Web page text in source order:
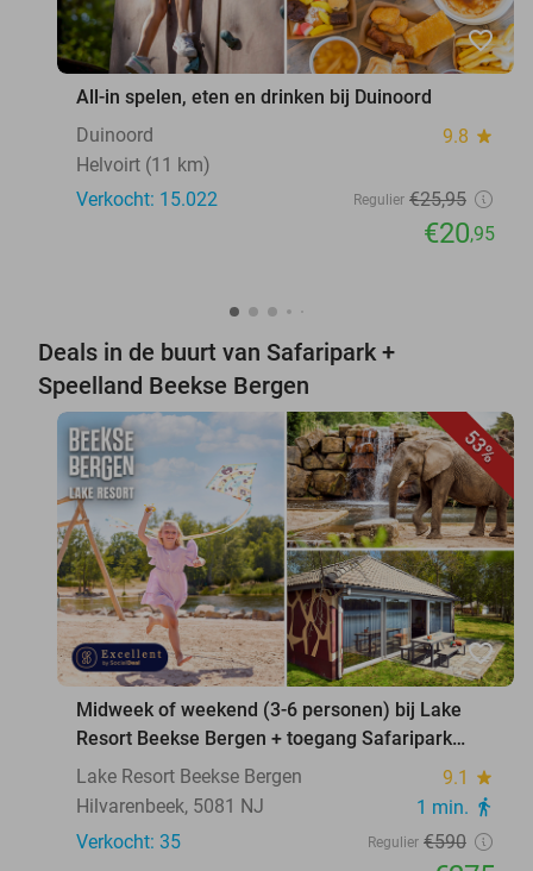
favorite_border
All-in spelen, eten en drinken bij Duinoord
Duinoord
9.8 star
Helvoirt (11 km)
Verkocht: 15.022
Regulier €25,95
€20,95
Deals in de buurt van Safaripark +
Speelland Beekse Bergen
53%
favorite_border
Midweek of weekend (3-6 personen) bij Lake
Resort Beekse Bergen + toegang Safaripark
Beekse Bergen
Lake Resort Beekse Bergen 9.1 star
Hilvarenbeek, 5081 NJ 1 min. directions_walk
Verkocht: 35 Regulier €590